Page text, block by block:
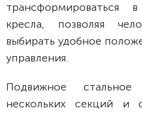
трансформироваться
кресла, позволяя
выбирать удобное
управления.
Подвижное
нескольких секций и